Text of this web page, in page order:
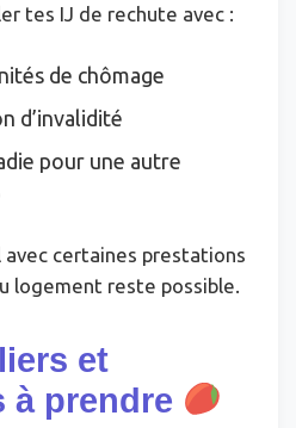
tes IJ de rechute avec :
de chômage
d’invalidité
pour une autre
avec certaines prestations
logement reste possible.
et
à prendre